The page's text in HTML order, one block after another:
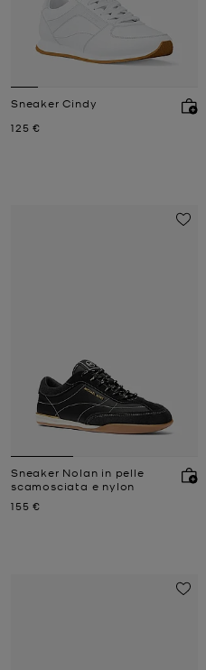
Sneaker Cindy
Prezzo attuale
125 €
Sneaker Nolan in pelle
scamosciata e nylon
Prezzo attuale
155 €